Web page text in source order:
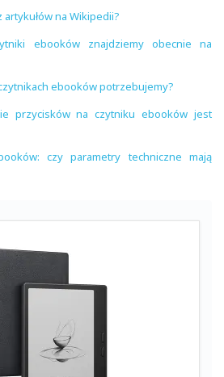
na Wikipedii?
ebooków znajdziemy obecnie na
ebooków potrzebujemy?
przycisków na czytniku ebooków jest
czy parametry techniczne mają